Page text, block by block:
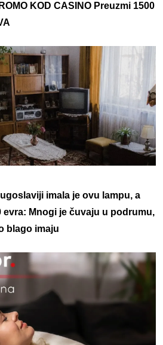
KOD CASINO Preuzmi 1500
imala je ovu lampu, a
evra: Mnogi je čuvaju u podrumu,
blago imaju